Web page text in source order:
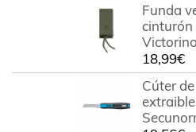
Funda
cinturón
18,99€
Cúter